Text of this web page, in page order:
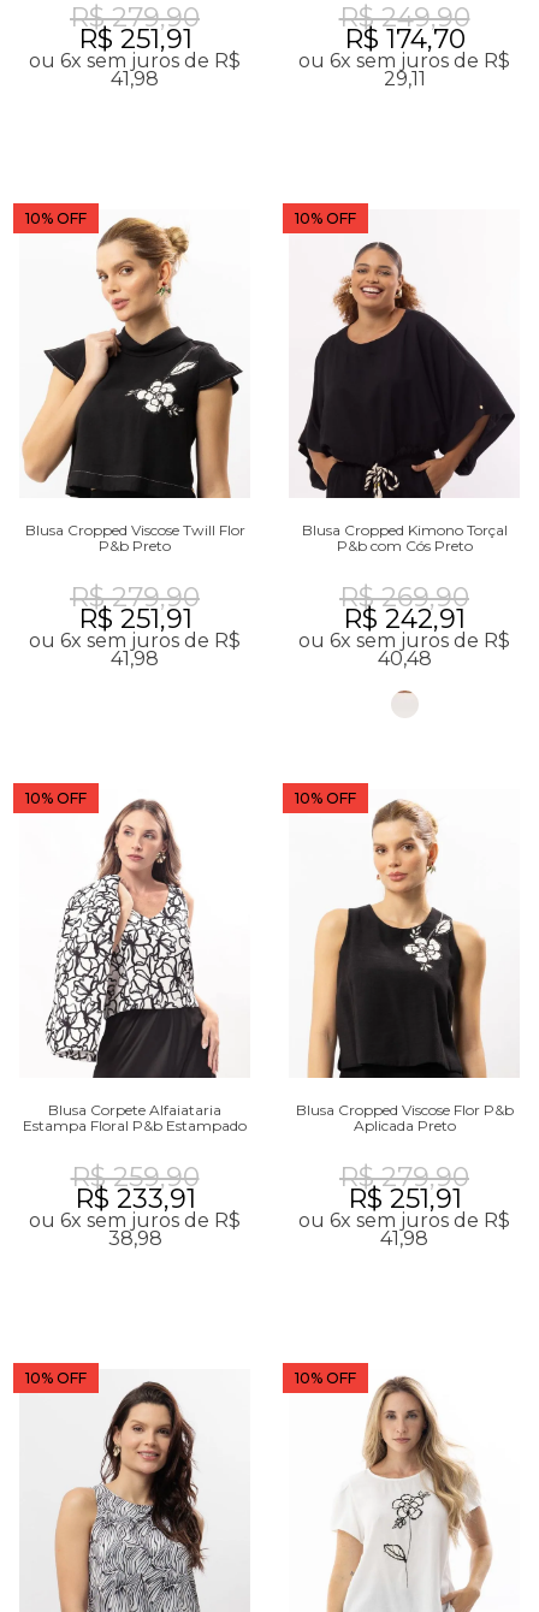
R$ 279,90
R$ 251,91
ou 6x sem juros de R$
41,98
R$ 249,90
R$ 174,70
ou 6x sem juros de R$
29,11
Blusa Cropped Viscose Twill Flor
P&b Preto
R$ 279,90
R$ 251,91
ou 6x sem juros de R$
41,98
10% OFF
Blusa Cropped Kimono Torçal
P&b com Cós Preto
R$ 269,90
R$ 242,91
ou 6x sem juros de R$
40,48
10% OFF
Blusa Corpete Alfaiataria
Estampa Floral P&b Estampado
R$ 259,90
R$ 233,91
ou 6x sem juros de R$
38,98
10% OFF
Blusa Cropped Viscose Flor P&b
Aplicada Preto
R$ 279,90
R$ 251,91
ou 6x sem juros de R$
41,98
10% OFF
10% OFF 10% OFF